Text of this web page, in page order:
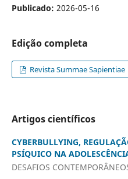
Publicado: 2026-05-16
Edição completa
Revista Summae Sapientiae
Artigos científicos
CYBERBULLYING,
PSÍQUICO NA
DESAFIOS